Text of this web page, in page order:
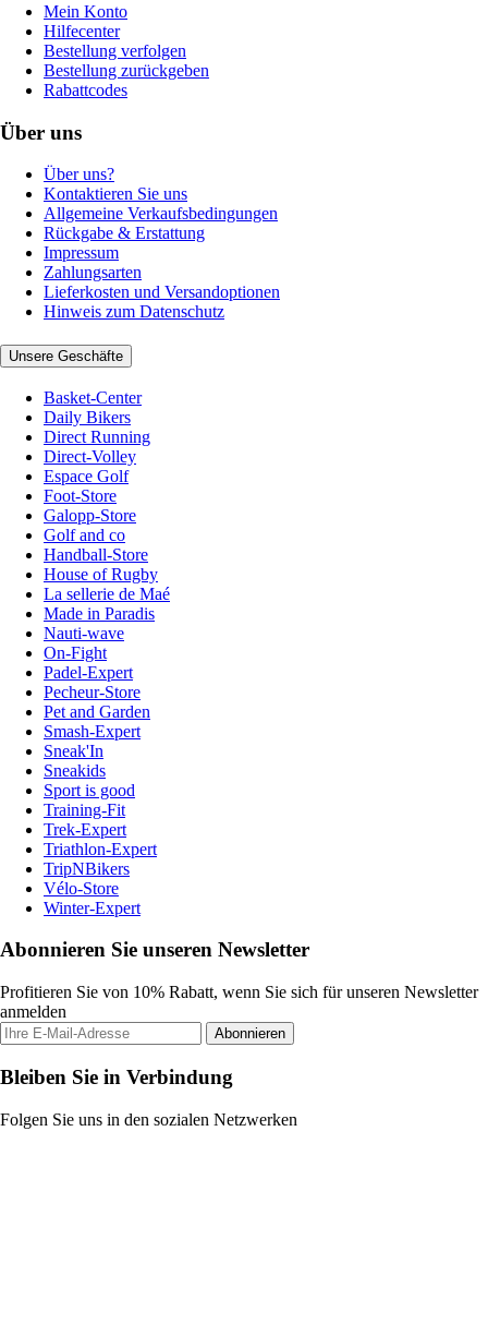
Mein Konto
Hilfecenter
Bestellung verfolgen
Bestellung zurückgeben
Rabattcodes
Über uns
Über uns?
Kontaktieren Sie uns
Allgemeine Verkaufsbedingungen
Rückgabe & Erstattung
Impressum
Zahlungsarten
Lieferkosten und Versandoptionen
Hinweis zum Datenschutz
Unsere Geschäfte
Basket-Center
Daily Bikers
Direct Running
Direct-Volley
Espace Golf
Foot-Store
Galopp-Store
Golf and co
Handball-Store
House of Rugby
La sellerie de Maé
Made in Paradis
Nauti-wave
On-Fight
Padel-Expert
Pecheur-Store
Pet and Garden
Smash-Expert
Sneak'In
Sneakids
Sport is good
Training-Fit
Trek-Expert
Triathlon-Expert
TripNBikers
Vélo-Store
Winter-Expert
Abonnieren Sie unseren Newsletter
Profitieren Sie von 10% Rabatt, wenn Sie sich für unseren Newsletter
anmelden
Abonnieren
Bleiben Sie in Verbindung
Folgen Sie uns in den sozialen Netzwerken